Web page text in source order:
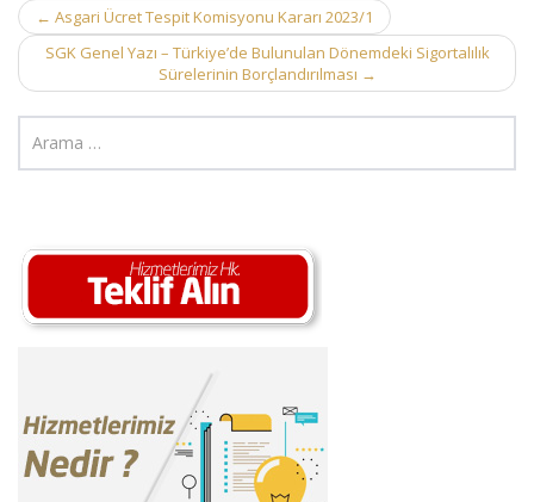
Post
navigation
← Asgari Ücret Tespit Komisyonu Kararı 2023/1
SGK Genel Yazı – Türkiye’de Bulunulan Dönemdeki Sigortalılık
Sürelerinin Borçlandırılması →